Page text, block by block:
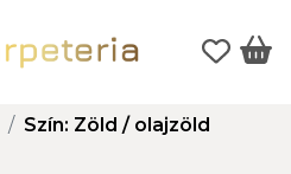
Szín: Zöld / olajzöld